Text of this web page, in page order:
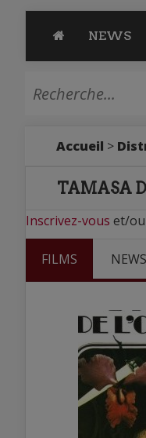
NEWS
Accueil >
TAMASA
Inscrivez-vous et/ou
FILMS NEWS